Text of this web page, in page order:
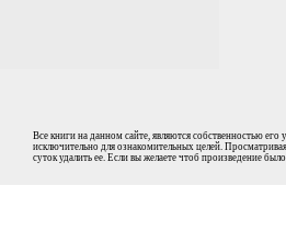
Все книги на данном сайте, являются собственностью
исключительно для ознакомительных целей.
суток удалить ее. Если вы желаете чтоб произведение